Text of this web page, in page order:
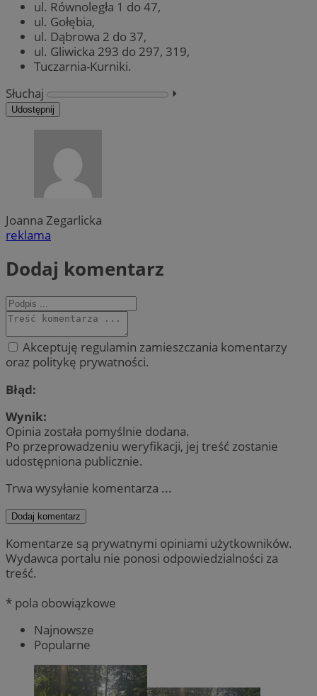
ul. Równoległa 1 do 47,
ul. Gołębia,
ul. Dąbrowa 2 do 37,
ul. Gliwicka 293 do 297, 319,
Tuczarnia-Kurniki.
Słuchaj
⏵︎
Udostępnij
Joanna Zegarlicka
reklama
Dodaj komentarz
Akceptuję regulamin zamieszczania komentarzy
oraz politykę prywatności.
Błąd:
Wynik:
Opinia została pomyślnie dodana.
Po przeprowadzeniu weryfikacji, jej treść zostanie
udostępniona publicznie.
Trwa wysyłanie komentarza ...
Dodaj komentarz
Komentarze są prywatnymi opiniami użytkowników.
Wydawca portalu nie ponosi odpowiedzialności za
treść.
* pola obowiązkowe
Najnowsze
Popularne